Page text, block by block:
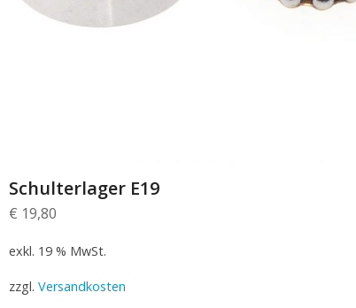
Schulterlager E19
€ 19,80
exkl. 19 % MwSt.
zzgl.Versandkosten